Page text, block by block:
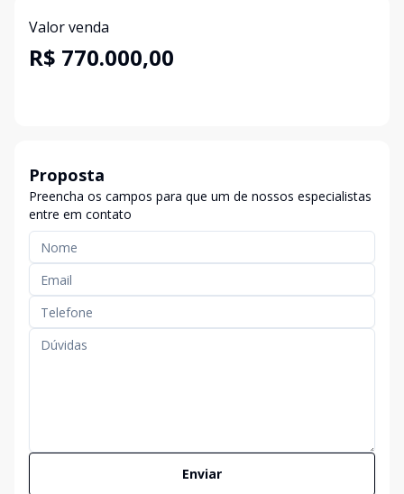
Valor venda
R$ 770.000,00
Proposta
Preencha os campos para que um de nossos especialistas
entre em contato
Enviar